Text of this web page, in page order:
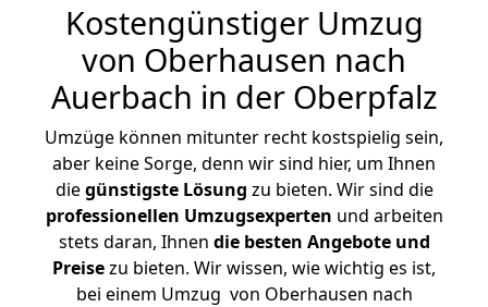
Kostengünstiger Umzug
von Oberhausen nach
Auerbach in der Oberpfalz
Umzüge können mitunter recht kostspielig sein,
aber keine Sorge, denn wir sind hier, um Ihnen
diegünstigste Lösung zu bieten. Wir sind die
professionellen Umzugsexperten und arbeiten
stets daran, Ihnen die besten Angebote und
Preisezu bieten. Wir wissen, wie wichtig es ist,
bei einem Umzug von Oberhausen nach